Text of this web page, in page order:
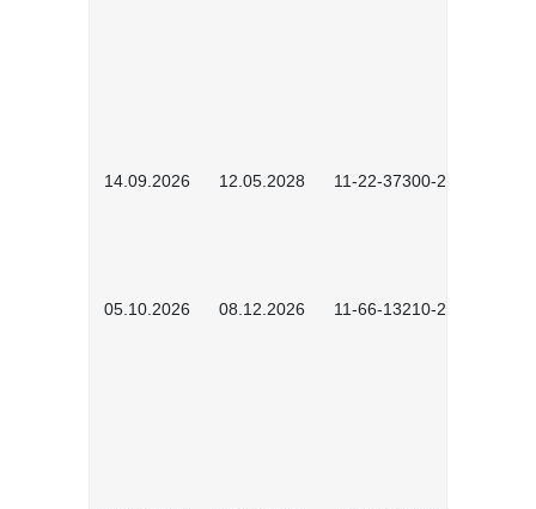
14.09.2026 12.05.2028 11-22-37300-2604
05.10.2026 08.12.2026 11-66-13210-2602